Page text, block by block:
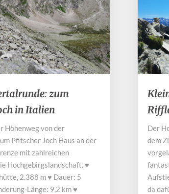
zum
in Italien
Höhenweg von der
Pfitscher Joch Haus an der
mit zahlreichen
Hochgebirgslandschaft. ♥
2.388 m ♥ Dauer: 5
Länge: 9,2 km ♥
Kleine
Hoher
ein
Der
dem
da